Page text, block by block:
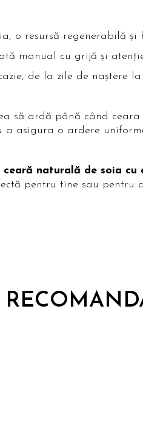
o resursă regenerabilă și
manual cu grijă și
de la zile de naștere
să ardă până când
asigura o ardere
ceară naturală de soia cu
pentru tine sau pentru